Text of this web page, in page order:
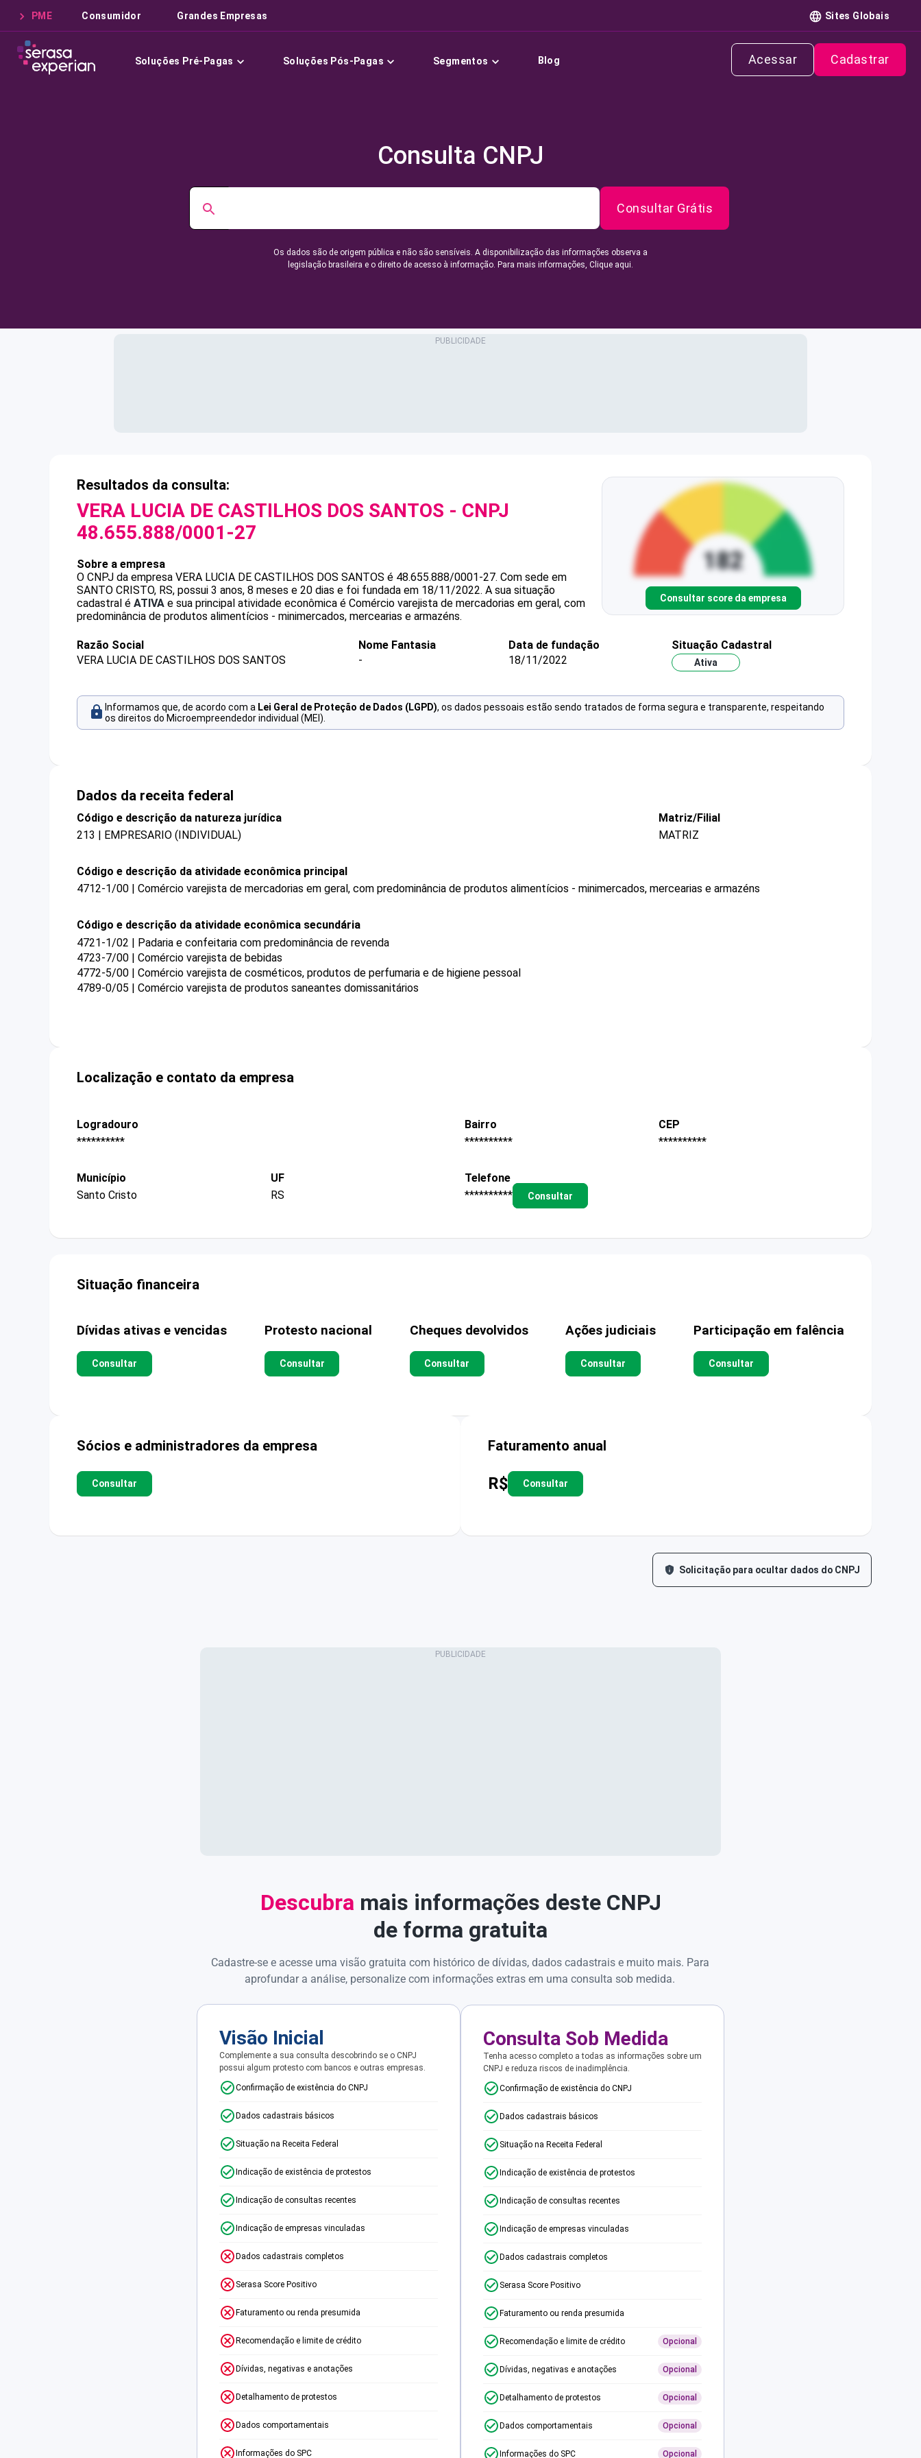
PME Consumidor Grandes Empresas Sites Globais
Soluções Pré-Pagas Soluções Pós-Pagas Segmentos Blog Acessar Cadastrar
Consulta CNPJ
Consultar Grátis
Os dados são de origem pública e não são sensíveis. A disponibilização das informações observa a
legislação brasileira e o direito de acesso à informação. Para mais informações, Clique aqui.
Resultados da consulta:
VERA LUCIA DE CASTILHOS DOS SANTOS - CNPJ
48.655.888/0001-27
Sobre a empresa
O CNPJ da empresa VERA LUCIA DE CASTILHOS DOS SANTOS é 48.655.888/0001-27. Com sede em
SANTO CRISTO, RS, possui 3 anos, 8 meses e 20 dias e foi fundada em 18/11/2022. A sua situação
cadastral é ATIVA e sua principal atividade econômica é Comércio varejista de mercadorias em geral, com
predominância de produtos alimentícios - minimercados, mercearias e armazéns.
Consultar score da empresa
Razão Social
VERA LUCIA DE CASTILHOS DOS SANTOS
Nome Fantasia
-
Data de fundação
18/11/2022
Situação Cadastral
Ativa
Informamos que, de acordo com a Lei Geral de Proteção de Dados (LGPD), os dados pessoais estão sendo tratados de forma segura e transparente, respeitando
os direitos do Microempreendedor individual (MEI).
Dados da receita federal
Código e descrição da natureza jurídica
213 | EMPRESARIO (INDIVIDUAL)
Matriz/Filial
MATRIZ
Código e descrição da atividade econômica principal
4712-1/00 | Comércio varejista de mercadorias em geral, com predominância de produtos alimentícios - minimercados, mercearias e armazéns
Código e descrição da atividade econômica secundária
4721-1/02 | Padaria e confeitaria com predominância de revenda
4723-7/00 | Comércio varejista de bebidas
4772-5/00 | Comércio varejista de cosméticos, produtos de perfumaria e de higiene pessoal
4789-0/05 | Comércio varejista de produtos saneantes domissanitários
Localização e contato da empresa
Logradouro
**********
Bairro
**********
CEP
**********
Município
Santo Cristo
UF
RS
Telefone
**********
Consultar
Situação financeira
Dívidas ativas e vencidas
Consultar
Protesto nacional
Consultar
Cheques devolvidos
Consultar
Ações judiciais
Consultar
Participação em falência
Consultar
Sócios e administradores da empresa
Consultar
Faturamento anual
R$ Consultar
Solicitação para ocultar dados do CNPJ
Descubra mais informações deste CNPJ
de forma gratuita
Cadastre-se e acesse uma visão gratuita com histórico de dívidas, dados cadastrais e muito mais. Para
aprofundar a análise, personalize com informações extras em uma consulta sob medida.
Visão Inicial
Complemente a sua consulta descobrindo se o CNPJ
possui algum protesto com bancos e outras empresas.
Confirmação de existência do CNPJ
Dados cadastrais básicos
Situação na Receita Federal
Indicação de existência de protestos
Indicação de consultas recentes
Indicação de empresas vinculadas
Dados cadastrais completos
Serasa Score Positivo
Faturamento ou renda presumida
Recomendação e limite de crédito
Dívidas, negativas e anotações
Detalhamento de protestos
Dados comportamentais
Informações do SPC
Consulta Sob Medida
Tenha acesso completo a todas as informações sobre um
CNPJ e reduza riscos de inadimplência.
Confirmação de existência do CNPJ
Dados cadastrais básicos
Situação na Receita Federal
Indicação de existência de protestos
Indicação de consultas recentes
Indicação de empresas vinculadas
Dados cadastrais completos
Serasa Score Positivo
Faturamento ou renda presumida
Recomendação e limite de crédito Opcional
Dívidas, negativas e anotações Opcional
Detalhamento de protestos Opcional
Dados comportamentais Opcional
Informações do SPC Opcional